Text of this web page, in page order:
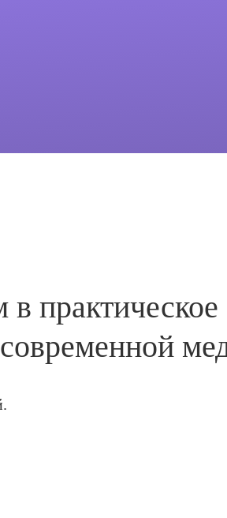
практическое